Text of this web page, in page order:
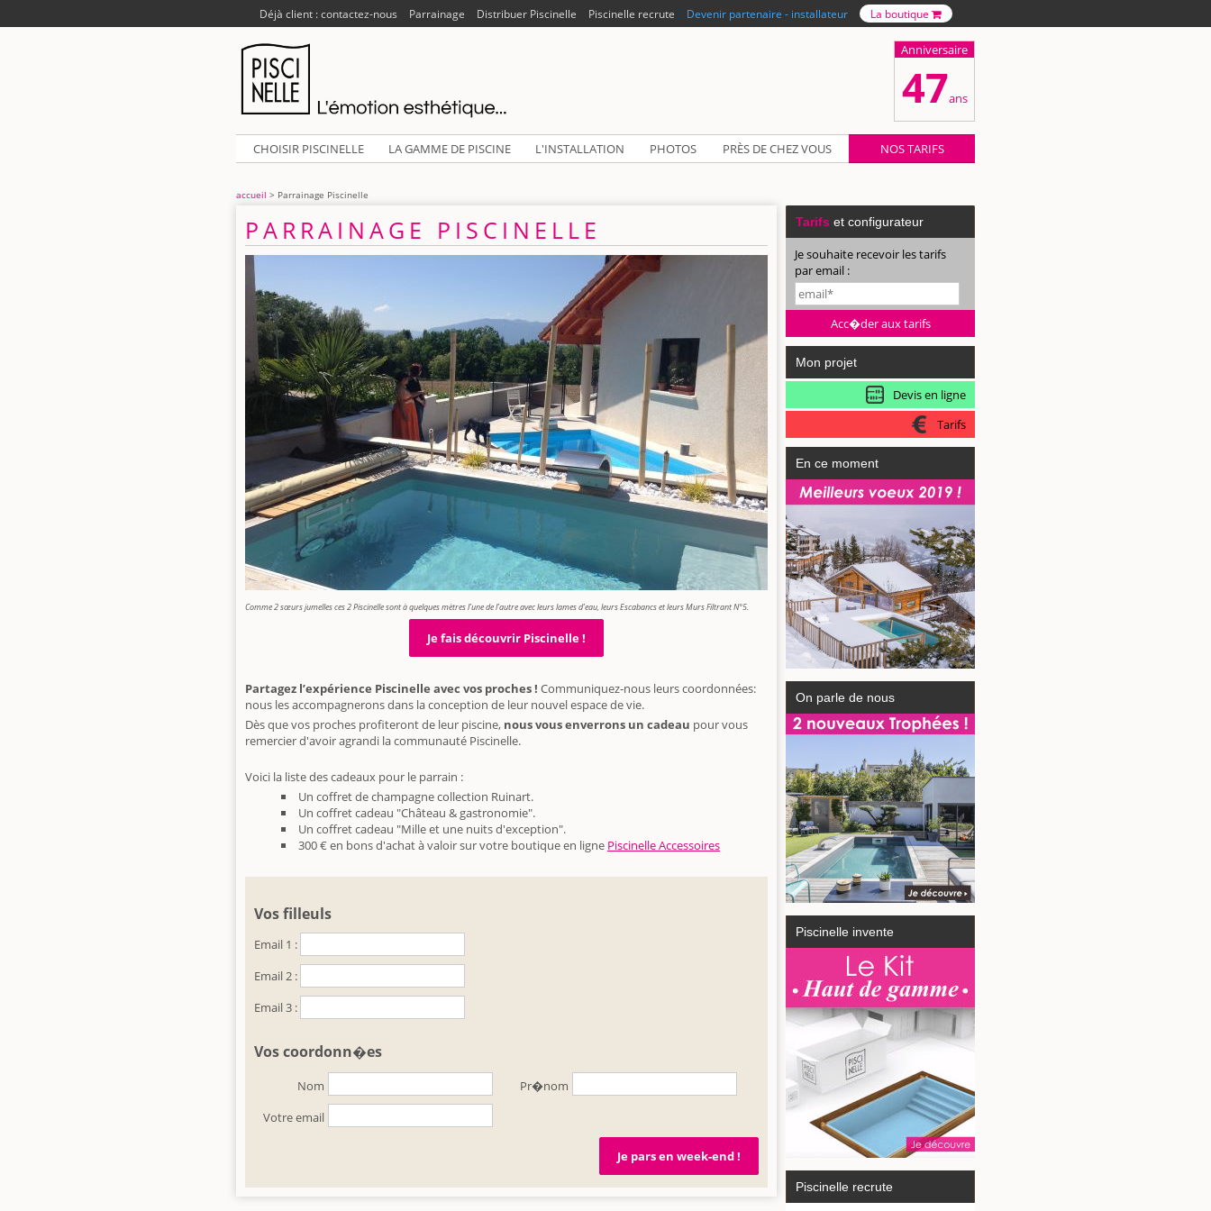
Déjà client : contactez-nous Parrainage Distribuer Piscinelle Piscinelle recrute Devenir partenaire - installateur La boutique
Anniversaire
47ans
CHOISIR PISCINELLE LA GAMME DE PISCINE L'INSTALLATION PHOTOS PRÈS DE CHEZ VOUS NOS TARIFS
accueil > Parrainage Piscinelle
PARRAINAGE PISCINELLE
Comme 2 sœurs jumelles ces 2 Piscinellesont à quelques mètres l’une de l’autreavec leurs lames d’eau, leurs Escabancs et leurs Murs Filtrant N°5.
Je fais découvrir Piscinelle !
Partagez l’expérience Piscinelle avec vos proches ! Communiquez-nous leurs coordonnées:
nous les accompagnerons dans la conception de leur nouvel espace de vie.
Dès que vos proches profiteront de leur piscine, nous vous enverrons un cadeau pour vous
remercier d'avoir agrandi la communauté Piscinelle.
Voici la liste des cadeaux pour le parrain :
Un coffret de champagne collection Ruinart.
Un coffret cadeau "Château & gastronomie".
Un coffret cadeau "Mille et une nuits d'exception".
300 € en bons d'achat à valoir sur votre boutique en ligne Piscinelle Accessoires
Vos filleuls
Email 1 :
Email 2 :
Email 3 :
Vos coordonn�es
Nom
Pr�nom
Votre email
Tarifs et configurateur
Je souhaite recevoir les tarifs
par email :
Mon projet
Devis en ligne
Tarifs
En ce moment
On parle de nous
Piscinelle invente
Piscinelle recrute